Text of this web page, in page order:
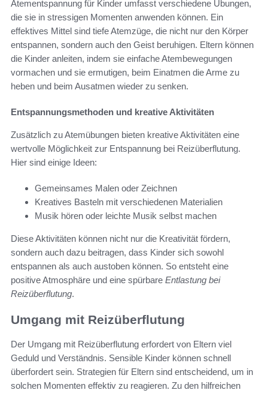
Atementspannung für Kinder umfasst verschiedene Übungen,
die sie in stressigen Momenten anwenden können. Ein
effektives Mittel sind tiefe Atemzüge, die nicht nur den Körper
entspannen, sondern auch den Geist beruhigen. Eltern können
die Kinder anleiten, indem sie einfache Atembewegungen
vormachen und sie ermutigen, beim Einatmen die Arme zu
heben und beim Ausatmen wieder zu senken.
Entspannungsmethoden und kreative Aktivitäten
Zusätzlich zu Atemübungen bieten kreative Aktivitäten eine
wertvolle Möglichkeit zur Entspannung bei Reizüberflutung.
Hier sind einige Ideen:
Gemeinsames Malen oder Zeichnen
Kreatives Basteln mit verschiedenen Materialien
Musik hören oder leichte Musik selbst machen
Diese Aktivitäten können nicht nur die Kreativität fördern,
sondern auch dazu beitragen, dass Kinder sich sowohl
entspannen als auch austoben können. So entsteht eine
positive Atmosphäre und eine spürbare Entlastung bei
Reizüberflutung.
Umgang mit Reizüberflutung
Der Umgang mit Reizüberflutung erfordert von Eltern viel
Geduld und Verständnis. Sensible Kinder können schnell
überfordert sein. Strategien für Eltern sind entscheidend, um in
solchen Momenten effektiv zu reagieren. Zu den hilfreichen